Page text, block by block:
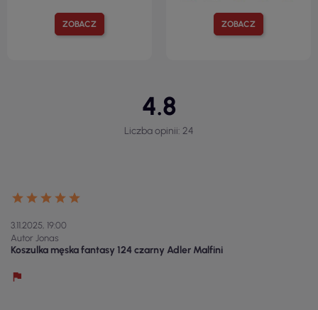
ZOBACZ ZOBACZ
4.8
Liczba opinii: 24
3.11.2025, 19:00
Autor Jonas
Koszulka męska fantasy 124 czarny Adler Malfini